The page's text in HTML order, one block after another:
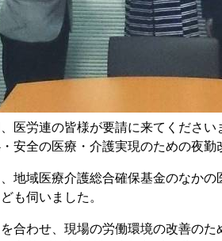
医労連の皆様が要請に来てください
安全の医療・介護実現のための夜勤
地域医療介護総合確保基金のなか
も伺いました。
合わせ、現場の労働環境の改善のた